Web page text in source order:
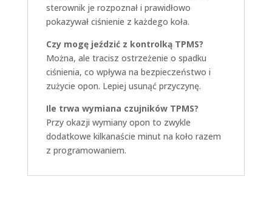
sterownik je rozpoznał i prawidłowo
pokazywał ciśnienie z każdego koła.
Czy mogę jeździć z kontrolką TPMS?
Można, ale tracisz ostrzeżenie o spadku
ciśnienia, co wpływa na bezpieczeństwo i
zużycie opon. Lepiej usunąć przyczynę.
Ile trwa wymiana czujników TPMS?
Przy okazji wymiany opon to zwykle
dodatkowe kilkanaście minut na koło razem
z programowaniem.